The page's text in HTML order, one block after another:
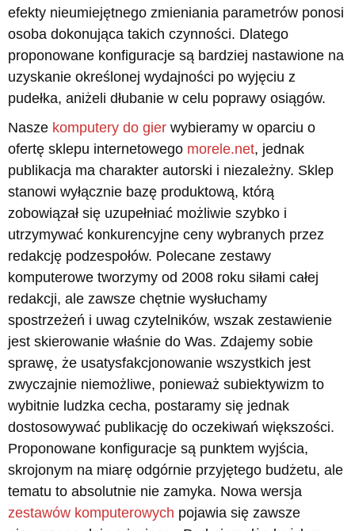
efekty nieumiejętnego zmieniania parametrów ponosi
osoba dokonująca takich czynności. Dlatego
proponowane konfiguracje są bardziej nastawione na
uzyskanie określonej wydajności po wyjęciu z
pudełka, aniżeli dłubanie w celu poprawy osiągów.
Nasze komputery do gier wybieramy w oparciu o
ofertę sklepu internetowego morele.net, jednak
publikacja ma charakter autorski i niezależny. Sklep
stanowi wyłącznie bazę produktową, którą
zobowiązał się uzupełniać możliwie szybko i
utrzymywać konkurencyjne ceny wybranych przez
redakcję podzespołów. Polecane zestawy
komputerowe tworzymy od 2008 roku siłami całej
redakcji, ale zawsze chętnie wysłuchamy
spostrzeżeń i uwag czytelników, wszak zestawienie
jest skierowanie właśnie do Was. Zdajemy sobie
sprawę, że usatysfakcjonowanie wszystkich jest
zwyczajnie niemożliwe, ponieważ subiektywizm to
wybitnie ludzka cecha, postaramy się jednak
dostosowywać publikację do oczekiwań większości.
Proponowane konfiguracje są punktem wyjścia,
skrojonym na miarę odgórnie przyjętego budżetu, ale
tematu to absolutnie nie zamyka. Nowa wersja
zestawów komputerowych pojawia się zawsze